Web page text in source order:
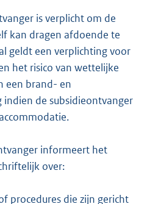
is verplicht om de
kan dragen afdoende te
geldt een verplichting voor
het risico van wettelijke
een brand- en
indien de subsidieontvanger
informeert het
over:
procedures die zijn gericht